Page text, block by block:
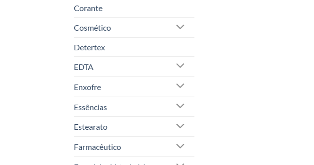
Corante
Cosmético
Detertex
EDTA
Enxofre
Essências
Estearato
Farmacêutico